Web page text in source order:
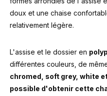
doux et une chaise
relativement légère.
L'assise et le dossier en
différentes couleurs, de
chromed, soft grey, white
possible d'obtenir cette